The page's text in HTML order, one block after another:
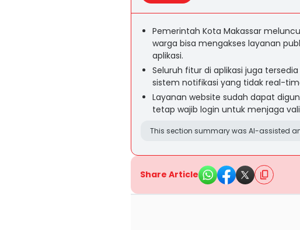
Pemerintah Kota Makassar
warga bisa mengakses layanan
aplikasi.
Seluruh fitur di aplikasi juga
sistem notifikasi yang tidak real-
Layanan website sudah dapat
tetap wajib login untuk menjaga
This section summary was AI-assisted
Share Article